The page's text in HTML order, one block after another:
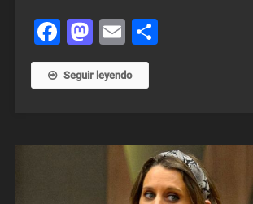
Facebook
Mastodon
Email
Seguir leyendo